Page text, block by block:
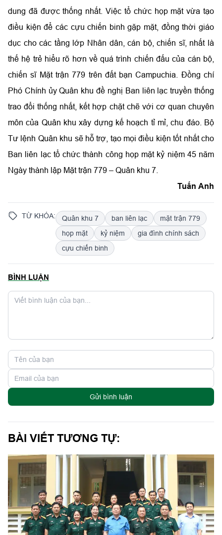
dung đã được thống nhất. Việc tổ chức họp mặt vừa tạo
điều kiện để các cựu chiến binh gặp mặt, đồng thời giáo
dục cho các tầng lớp Nhân dân, cán bộ, chiến sĩ, nhất là
thế hệ trẻ hiểu rõ hơn về quá trình chiến đấu của cán bộ,
chiến sĩ Mặt trận 779 trên đất bạn Campuchia. Đồng chí
Phó Chính ủy Quân khu đề nghị Ban liên lạc truyền thống
trao đổi thống nhất, kết hợp chặt chẽ với cơ quan chuyên
môn của Quân khu xây dựng kế hoạch tỉ mỉ, chu đáo. Bộ
Tư lệnh Quân khu sẽ hỗ trợ, tạo mọi điều kiện tốt nhất cho
Ban liên lạc tổ chức thành công họp mặt kỷ niệm 45 năm
Ngày thành lập Mặt trận 779 – Quân khu 7.
Tuấn Anh
TỪ KHÓA: Quân khu 7 ban liên lạc
mặt trận 779
họp mặt
kỷ niệm
gia đình chính sách
cựu chiến binh
BÌNH LUẬN
Gửi bình luận
BÀI VIẾT TƯƠNG TỰ: